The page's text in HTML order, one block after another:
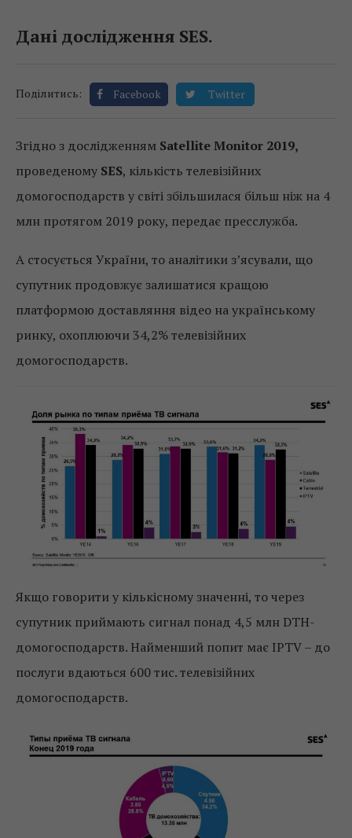
Дані дослідження SES.
Поділитись: Facebook Twitter
Згідно з дослідженням Satellite Monitor 2019,
проведеному SES, кількість телевізійних
домогосподарств у світі збільшилася більш ніж на 4
млн протягом 2019 року, передає пресслужба.
А стосується України, то аналітики з’ясували, що
супутник продовжує залишатися кращою
платформою доставляння відео на українському
ринку, охоплюючи 34,2% телевізійних
домогосподарств.
Якщо говорити у кількісному значенні, то через
супутник приймають сигнал понад 4,5 млн DTH-
домогосподарств. Найменший попит має IPTV – до
послуги вдаються 600 тис. телевізійних
домогосподарств.